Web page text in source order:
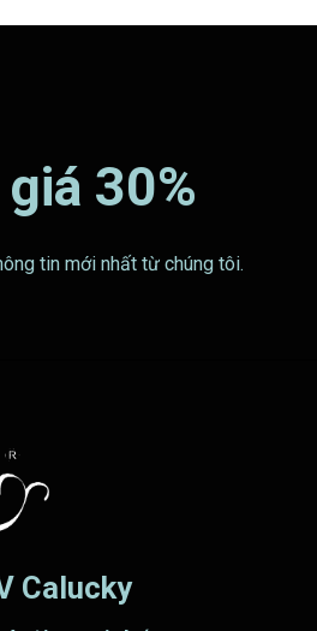
1.872.000 ₫
30%
tin mới nhất từ chúng tôi.
Calucky